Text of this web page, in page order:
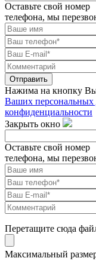
Оставьте свой номер
телефона, мы
Отправить
Нажима на кнопку Вы
Ваших
конфиденциальности
Закрыть окно
Оставьте свой номер
телефона, мы
Перетащите сюда
Максимальный